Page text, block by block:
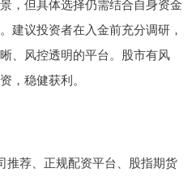
，但具体选择仍需结合自身资金
建议投资者在入金前充分调研，
、风控透明的平台。股市有风
，稳健获利。
推荐、正规配资平台、股指期货